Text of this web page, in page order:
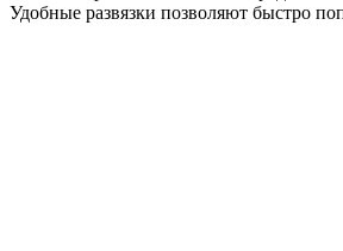
Удобные развязки позволяют быстро